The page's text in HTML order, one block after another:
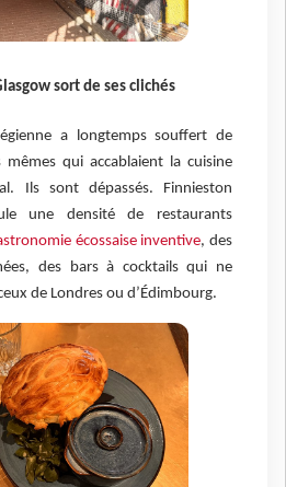
sort de ses clichés
a longtemps souffert de
mêmes qui accablaient la cuisine
Ils sont dépassés. Finnieston
une densité de restaurants
écossaise inventive, des
des bars à cocktails qui ne
de Londres ou d’Édimbourg.